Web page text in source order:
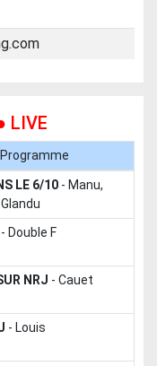
LIVE
Programme
LE 6/10 - Manu,
- Double F
NRJ - Cauet
- Louis